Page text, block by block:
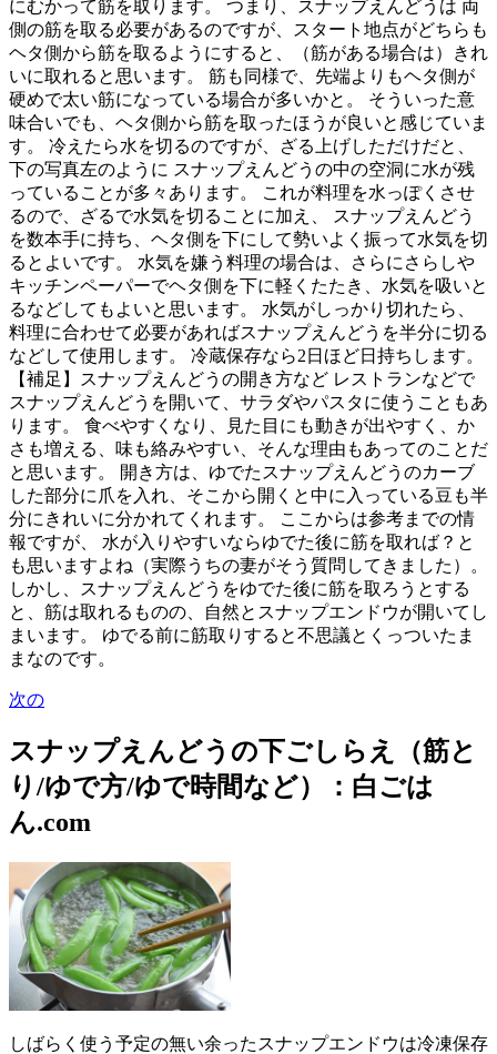
にむかって筋を取ります。 つまり、スナップえんどうは 両
側の筋を取る必要があるのですが、スタート地点がどちらも
ヘタ側から筋を取るようにすると、（筋がある場合は）きれ
いに取れると思います。 筋も同様で、先端よりもヘタ側が
硬めで太い筋になっている場合が多いかと。 そういった意
味合いでも、ヘタ側から筋を取ったほうが良いと感じていま
す。 冷えたら水を切るのですが、ざる上げしただけだと、
下の写真左のように スナップえんどうの中の空洞に水が残
っていることが多々あります。 これが料理を水っぽくさせ
るので、ざるで水気を切ることに加え、 スナップえんどう
を数本手に持ち、ヘタ側を下にして勢いよく振って水気を切
るとよいです。 水気を嫌う料理の場合は、さらにさらしや
キッチンペーパーでヘタ側を下に軽くたたき、水気を吸いと
るなどしてもよいと思います。 水気がしっかり切れたら、
料理に合わせて必要があればスナップえんどうを半分に切る
などして使用します。 冷蔵保存なら2日ほど日持ちします。
【補足】スナップえんどうの開き方など レストランなどで
スナップえんどうを開いて、サラダやパスタに使うこともあ
ります。 食べやすくなり、見た目にも動きが出やすく、か
さも増える、味も絡みやすい、そんな理由もあってのことだ
と思います。 開き方は、ゆでたスナップえんどうのカーブ
した部分に爪を入れ、そこから開くと中に入っている豆も半
分にきれいに分かれてくれます。 ここからは参考までの情
報ですが、 水が入りやすいならゆでた後に筋を取れば？と
も思いますよね（実際うちの妻がそう質問してきました）。
しかし、スナップえんどうをゆでた後に筋を取ろうとする
と、筋は取れるものの、自然とスナップエンドウが開いてし
まいます。 ゆでる前に筋取りすると不思議とくっついたま
まなのです。
次の
スナップえんどうの下ごしらえ（筋と
り/ゆで方/ゆで時間など）：白ごは
ん.com
しばらく使う予定の無い余ったスナップエンドウは冷凍保存